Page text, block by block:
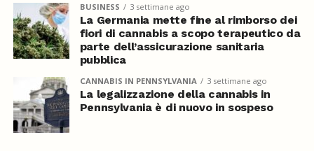
BUSINESS 3 settimane ago
La Germania mette fine al rimborso dei
fiori di cannabis a scopo terapeutico da
parte dell’assicurazione sanitaria
pubblica
CANNABIS IN PENNSYLVANIA 3 settimane ago
La legalizzazione della cannabis in
Pennsylvania è di nuovo in sospeso